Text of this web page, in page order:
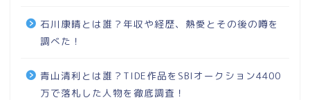
石川康晴とは誰？年収や経歴、熱愛とその後の噂を
調べた！
青山清利とは誰？TIDE作品をSBIオークション4400
万で落札した人物を徹底調査！